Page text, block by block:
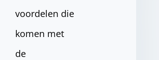
voordelen die
komen met
de